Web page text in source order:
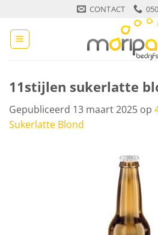
inhoud
CONTACT
11stijlen sukerlatte
Gepubliceerd 13 maart 2025 op
Sukerlatte Blond